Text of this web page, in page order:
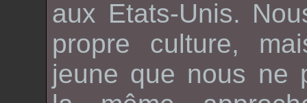
aux Etats-Unis.
propre culture,
jeune que nous ne